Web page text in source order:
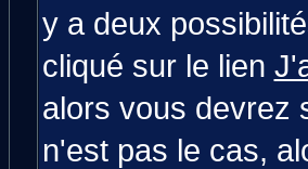
y a deux
cliqué sur le lien
alors vous devrez
n'est pas le cas,